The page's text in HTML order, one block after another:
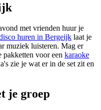
met vrienden huur je
huren in Bergeijk laat je
muziek luisteren. Mag er
pakketten voor een karaoke
zie je wat er in de set zit en
je groep